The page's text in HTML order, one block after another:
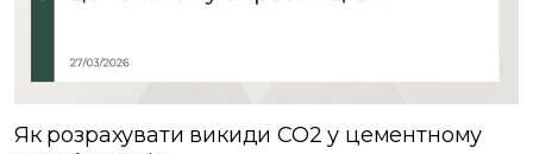
Як розрахувати викиди CO2​ у цементному